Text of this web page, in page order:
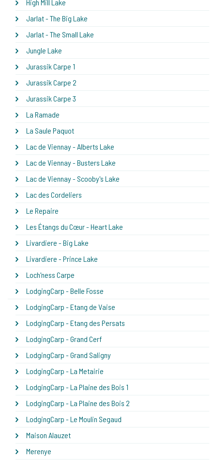
High Mill Lake
Jarlat - The Big Lake
Jarlat - The Small Lake
Jungle Lake
Jurassik Carpe 1
Jurassik Carpe 2
Jurassik Carpe 3
La Ramade
La Saule Paquot
Lac de Viennay - Alberts Lake
Lac de Viennay - Busters Lake
Lac de Viennay - Scooby's Lake
Lac des Cordeliers
Le Repaire
Les Étangs du Cœur - Heart Lake
Livardiere - Big Lake
Livardiere - Prince Lake
Loch'ness Carpe
LodgingCarp - Belle Fosse
LodgingCarp - Etang de Vaise
LodgingCarp - Etang des Persats
LodgingCarp - Grand Cerf
LodgingCarp - Grand Saligny
LodgingCarp - La Metairie
LodgingCarp - La Plaine des Bois 1
LodgingCarp - La Plaine des Bois 2
LodgingCarp - Le Moulin Segaud
Maison Alauzet
Merenye